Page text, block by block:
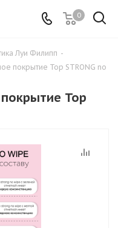
0
Луи Филипп -
покрытие Top STRONG no
Top